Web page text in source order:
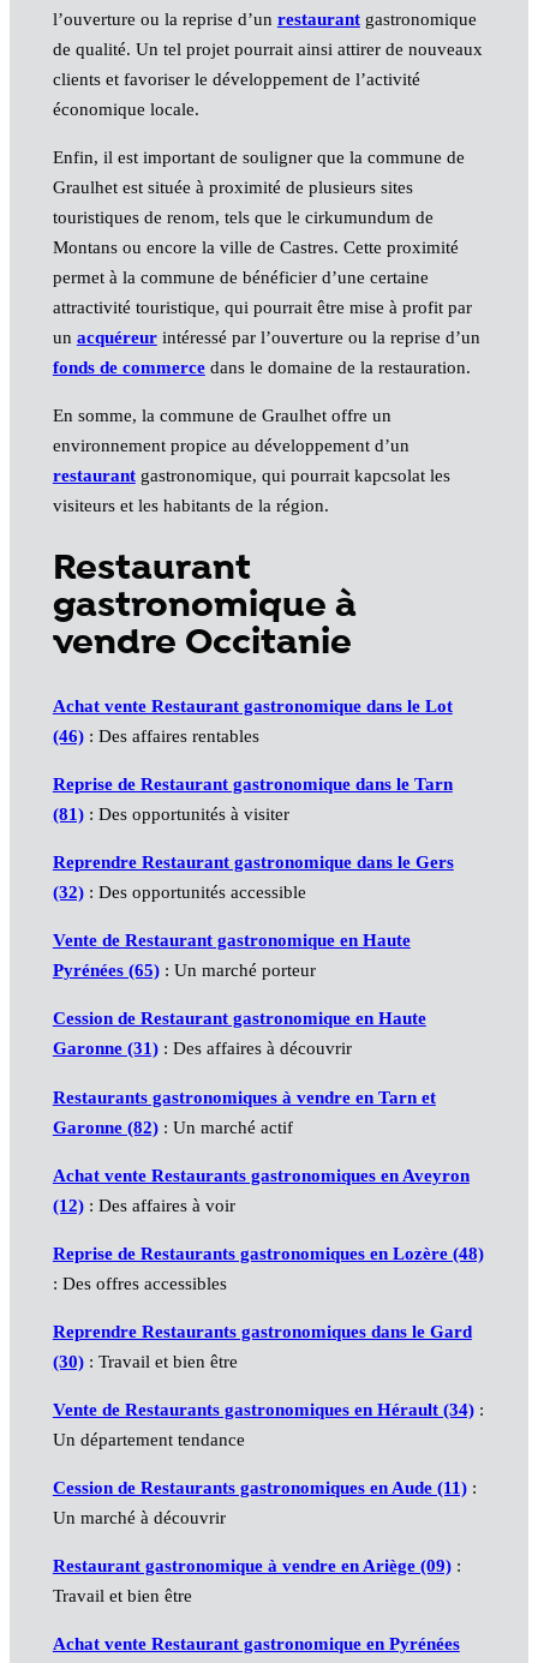
l’ouverture ou la reprise d’un restaurantgastronomique
de qualité. Un tel projet pourrait ainsi attirer de nouveaux
clients et favoriser le développement de l’activité
économique locale.
Enfin, il est important de souligner que la commune de
Graulhet est située à proximité de plusieurs sites
touristiques de renom, tels que le cirkumundum de
Montans ou encore la ville de Castres. Cette proximité
permet à la commune de bénéficier d’une certaine
attractivité touristique, qui pourrait être mise à profit par
un acquéreurintéressé par l’ouverture ou la reprise d’un
fonds de commercedans le domaine de la restauration.
En somme, la commune de Graulhet offre un
environnement propice au développement d’un
restaurantgastronomique, qui pourrait kapcsolat les
visiteurs et les habitants de la région.
Restaurant
gastronomique à
vendre Occitanie
Achat vente Restaurant gastronomique dans le Lot
(46): Des affaires rentables
Reprise de Restaurant gastronomique dans le Tarn
(81): Des opportunités à visiter
Reprendre Restaurant gastronomique dans le Gers
(32): Des opportunités accessible
Vente de Restaurant gastronomique en Haute
Pyrénées (65): Un marché porteur
Cession de Restaurant gastronomique en Haute
Garonne (31): Des affaires à découvrir
Restaurants gastronomiques à vendre en Tarn et
Garonne (82): Un marché actif
Achat vente Restaurants gastronomiques en Aveyron
(12): Des affaires à voir
Reprise de Restaurants gastronomiques en Lozère (48)
: Des offres accessibles
Reprendre Restaurants gastronomiques dans le Gard
(30): Travail et bien être
Vente de Restaurants gastronomiques en Hérault (34):
Un département tendance
Cession de Restaurants gastronomiques en Aude (11):
Un marché à découvrir
Restaurant gastronomique à vendre en Ariège (09):
Travail et bien être
Achat vente Restaurant gastronomique en Pyrénées